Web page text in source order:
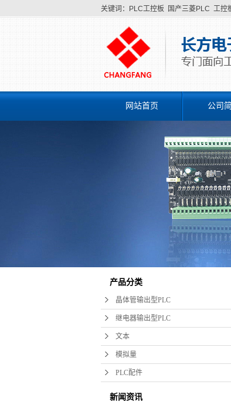
关键词： PLC工控板 国产三菱PLC 工控
网站首页 公司
产品分类
晶体管输出型PLC
继电器输出型PLC
文本
模拟量
PLC配件
新闻资讯